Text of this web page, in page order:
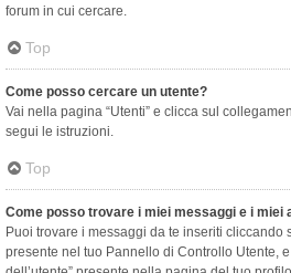
forum in cui cercare.
Top
Come posso cercare un utente?
Vai nella pagina “Utenti” e clicca sul
segui le istruzioni.
Top
Come posso trovare i miei messaggi e i miei
Puoi trovare i messaggi da te inseriti cliccando
presente nel tuo Pannello di Controllo Utente,